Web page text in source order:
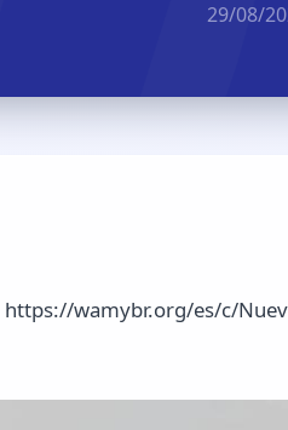
29/08/
https://wamybr.org/es/c/